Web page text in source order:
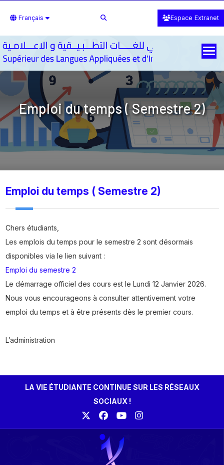
Français Espace Extranet
Emploi du temps ( Semestre 2)
Emploi du temps ( Semestre 2)
Chers étudiants,
Les emplois du temps pour le semestre 2 sont désormais
disponibles via le lien suivant :
Emploi du semestre 2
Le démarrage officiel des cours est le Lundi 12 Janvier 2026.
Nous vous encourageons à consulter attentivement votre
emploi du temps et à être présents dès le premier cours.
L’administration
LA VIE ÉTUDIANTE CONTINUE SUR LES RÉSEAUX
SOCIAUX !